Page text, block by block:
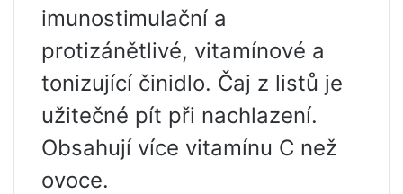
imunostimulační a
protizánětlivé, vitamínové a
tonizující činidlo. Čaj z listů je
užitečné pít při nachlazení.
Obsahují více vitamínu C než
ovoce.